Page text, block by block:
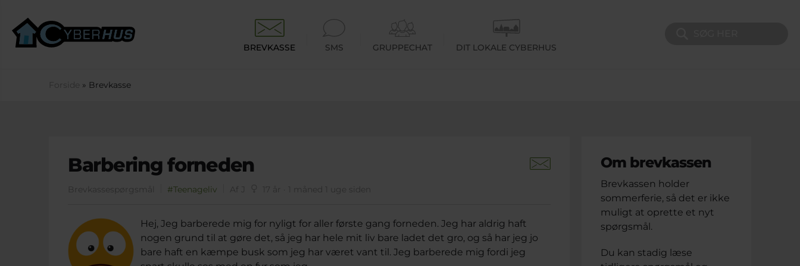
BREVKASSE SMS GRUPPECHAT DIT LOKALE CYBERHUS
Du er her
Forside » Brevkasse
Barbering forneden
Brevkassespørgsmål #Teenageliv Af J 17 år · 1 måned 1 uge siden
Hej, Jeg barberede mig for nyligt for aller første gang forneden. Jeg har aldrig haft
nogen grund til at gøre det, så jeg har hele mit liv bare ladet det gro, og så har jeg jo
bare haft en kæmpe busk som jeg har været vant til. Jeg barberede mig fordi jeg
Om brevkassen
Brevkassen holder
sommerferie, så det er ikke
muligt at oprette et nyt
spørgsmål.
Du kan stadig læse